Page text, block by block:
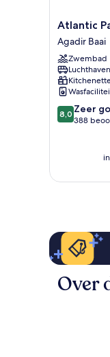
Atlantic
Palm
Beach
Agadir
Baai
Atlantic
Agadir Baai
Zwembad
8.0
van
8,0 Zeer
388
Over